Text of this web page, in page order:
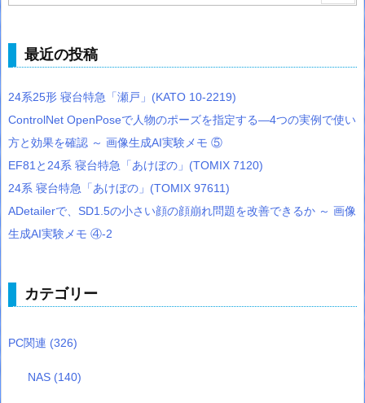
最近の投稿
24系25形 寝台特急「瀬戸」(KATO 10-2219)
ControlNet OpenPoseで人物のポーズを指定する―4つの実例で使い
方と効果を確認 ～ 画像生成AI実験メモ ⑤
EF81と24系 寝台特急「あけぼの」(TOMIX 7120)
24系 寝台特急「あけぼの」(TOMIX 97611)
ADetailerで、SD1.5の小さい顔の顔崩れ問題を改善できるか ～ 画像
生成AI実験メモ ④-2
カテゴリー
PC関連 (326)
NAS (140)